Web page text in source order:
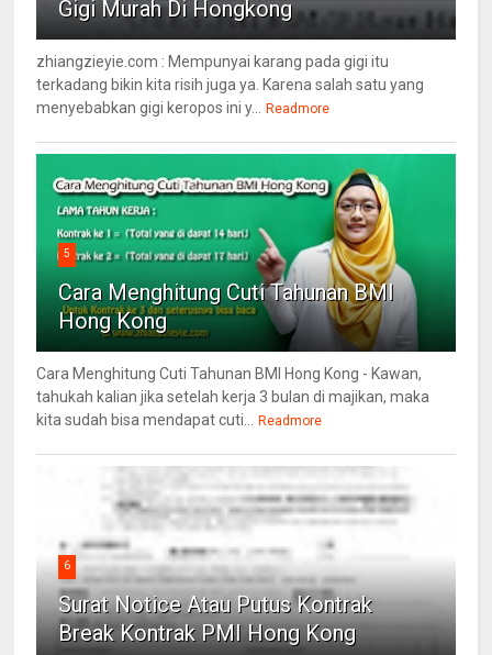
Gigi Murah Di Hongkong
zhiangzieyie.com : Mempunyai karang pada gigi itu
terkadang bikin kita risih juga ya. Karena salah satu yang
menyebabkan gigi keropos ini y... Readmore
5
Cara Menghitung Cuti Tahunan BMI
Hong Kong
Cara Menghitung Cuti Tahunan BMI Hong Kong - Kawan,
tahukah kalian jika setelah kerja 3 bulan di majikan, maka
kita sudah bisa mendapat cuti... Readmore
6
Surat Notice Atau Putus Kontrak
Break Kontrak PMI Hong Kong